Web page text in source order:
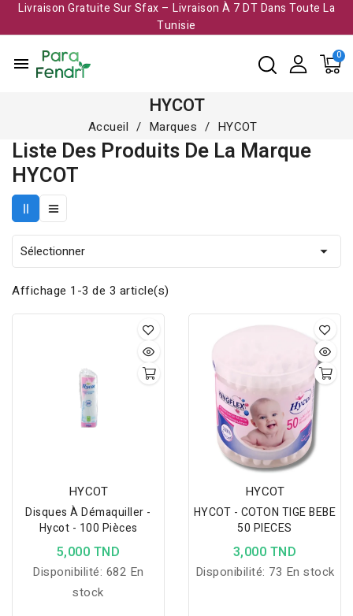
Livraison Gratuite Sur Sfax – Livraison À 7 DT Dans Toute La
Tunisie​
menu
HYCOT
Accueil Marques HYCOT
Liste Des Produits De La Marque
HYCOT
Sélectionner 
Affichage 1-3 de 3 article(s)
HYCOT
Disques À Démaquiller -
Hycot - 100 Pièces
5,000 TND
Disponibilité: 682 En
stock
HYCOT
HYCOT - COTON TIGE BEBE
50 PIECES
3,000 TND
Disponibilité: 73 En stock